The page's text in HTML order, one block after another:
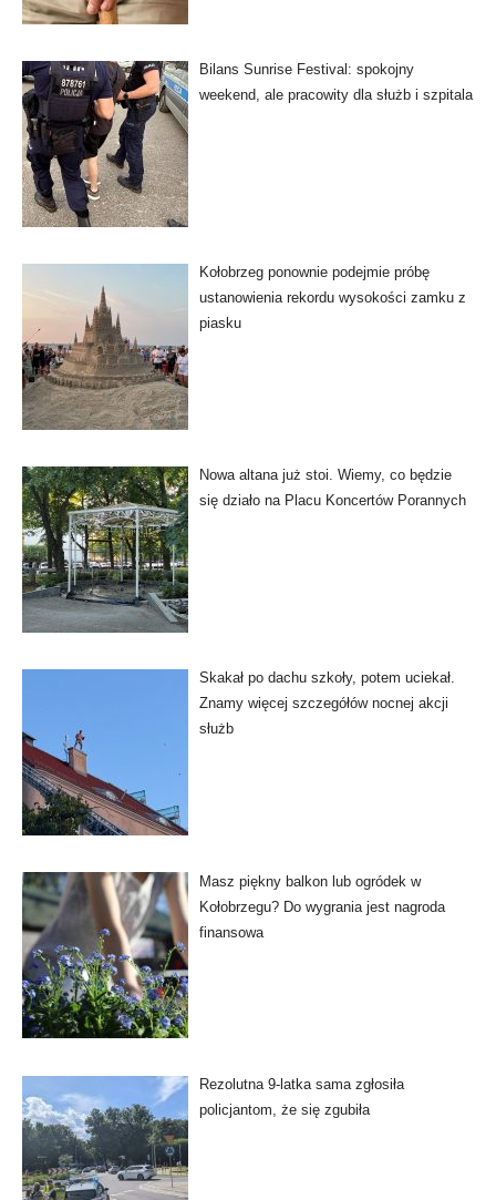
Bilans Sunrise Festival: spokojny
weekend, ale pracowity dla służb i szpitala
Kołobrzeg ponownie podejmie próbę
ustanowienia rekordu wysokości zamku z
piasku
Nowa altana już stoi. Wiemy, co będzie
się działo na Placu Koncertów Porannych
Skakał po dachu szkoły, potem uciekał.
Znamy więcej szczegółów nocnej akcji
służb
Masz piękny balkon lub ogródek w
Kołobrzegu? Do wygrania jest nagroda
finansowa
Rezolutna 9-latka sama zgłosiła
policjantom, że się zgubiła